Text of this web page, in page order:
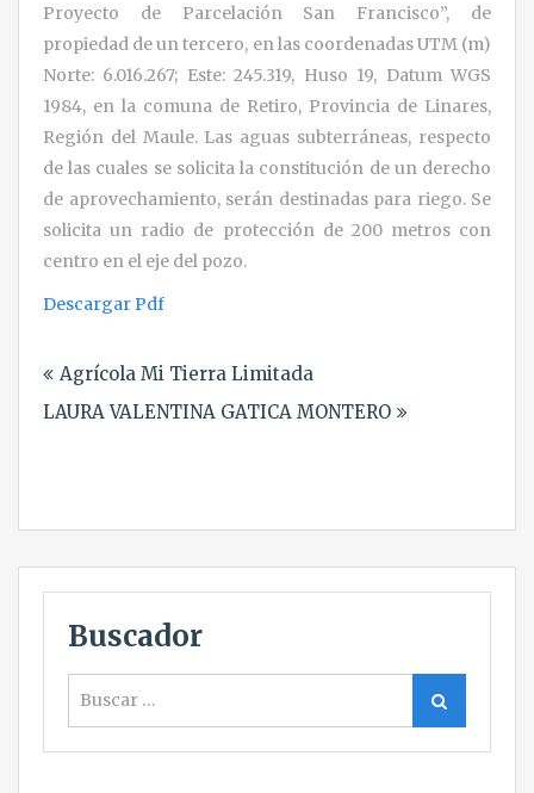
Proyecto de Parcelación San Francisco”, de
propiedad de un tercero, en las coordenadas UTM (m)
Norte: 6.016.267; Este: 245.319, Huso 19, Datum WGS
1984, en la comuna de Retiro, Provincia de Linares,
Región del Maule. Las aguas subterráneas, respecto
de las cuales se solicita la constitución de un derecho
de aprovechamiento, serán destinadas para riego. Se
solicita un radio de protección de 200 metros con
centro en el eje del pozo.
Descargar Pdf
de
entradas
Agrícola Mi Tierra Limitada
LAURA VALENTINA GATICA MONTERO
Buscador
Buscar